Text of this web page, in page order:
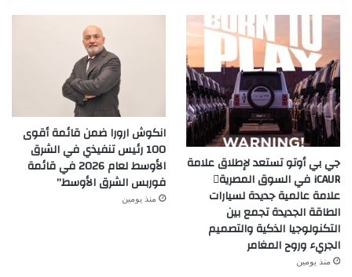
جي بي أوتو تستعد لإطلاق علامة
iCAUR في السوق المصرية
علامة عالمية جديدة لسيارات
الطاقة الجديدة تجمع بين
التكنولوجيا الذكية والتصميم
الجريء وروح المغامر
منذ يومين
انكوش ارورا ضمن قائمة أقوى
100 رئيس تنفيذي في الشرق
الأوسط لعام 2026 في قائمة
فوربس الشرق الأوسط”
منذ يومين